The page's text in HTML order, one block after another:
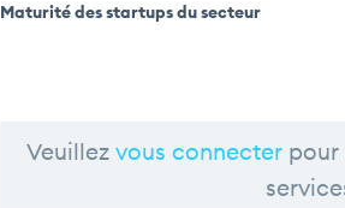
Maturité des startups du secteur
Veuillez vous connecter